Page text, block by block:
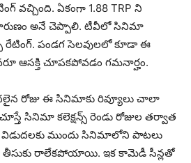
వచ్చింది. ఏకంగా 1.88 TRP ని
అనే చెప్పాలి. టీవీలో సినిమా
రేటింగ్. పండగ సెలవులలో కూడా ఈ
ఆసక్తి చూపకపోవడం గమనార్హం.
రోజు ఈ సినిమాకు రివ్యూలు చాలా
సినిమా కలెక్షన్స్ రెండు రోజుల తర్వాత
ముందు సినిమాలోని పాటలు
రాలేకపోయాయి. ఇక కామెడీ సీన్లతో